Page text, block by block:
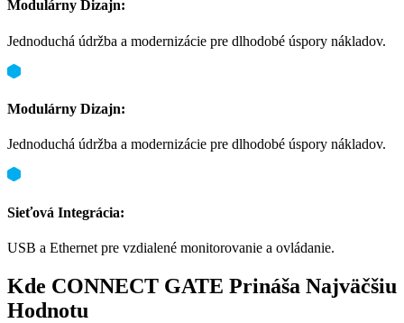
Modulárny Dizajn:
Jednoduchá údržba a modernizácie pre dlhodobé úspory nákladov.
Modulárny Dizajn:
Jednoduchá údržba a modernizácie pre dlhodobé úspory nákladov.
Sieťová Integrácia:
USB a Ethernet pre vzdialené monitorovanie a ovládanie.
Kde CONNECT GATE Prináša Najväčšiu
Hodnotu